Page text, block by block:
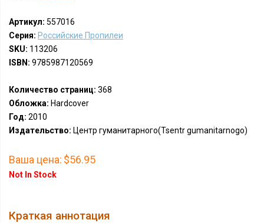
Артикул: 557016
Серия: Российские Пропилеи
SKU: 113206
ISBN: 9785987120569
Количество страниц: 368
Обложка: Hardcover
Год: 2010
Издательство: Центр гуманитарного(Tsentr gumanitarnogo)
Ваша цена: $56.95
Not In Stock
Краткая аннотация